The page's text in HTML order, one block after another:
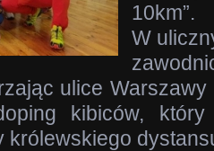
10km”.
W
ulice
kibiców,
królewskiego